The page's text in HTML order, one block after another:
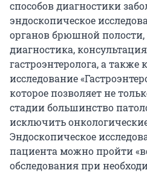
способов диагностики
эндоскопическое
органов брюшной полости,
диагностика,
гастроэнтеролога, а также
исследование
которое позволяет не
стадии большинство
исключить
Эндоскопическое
пациента можно пройти
обследования при